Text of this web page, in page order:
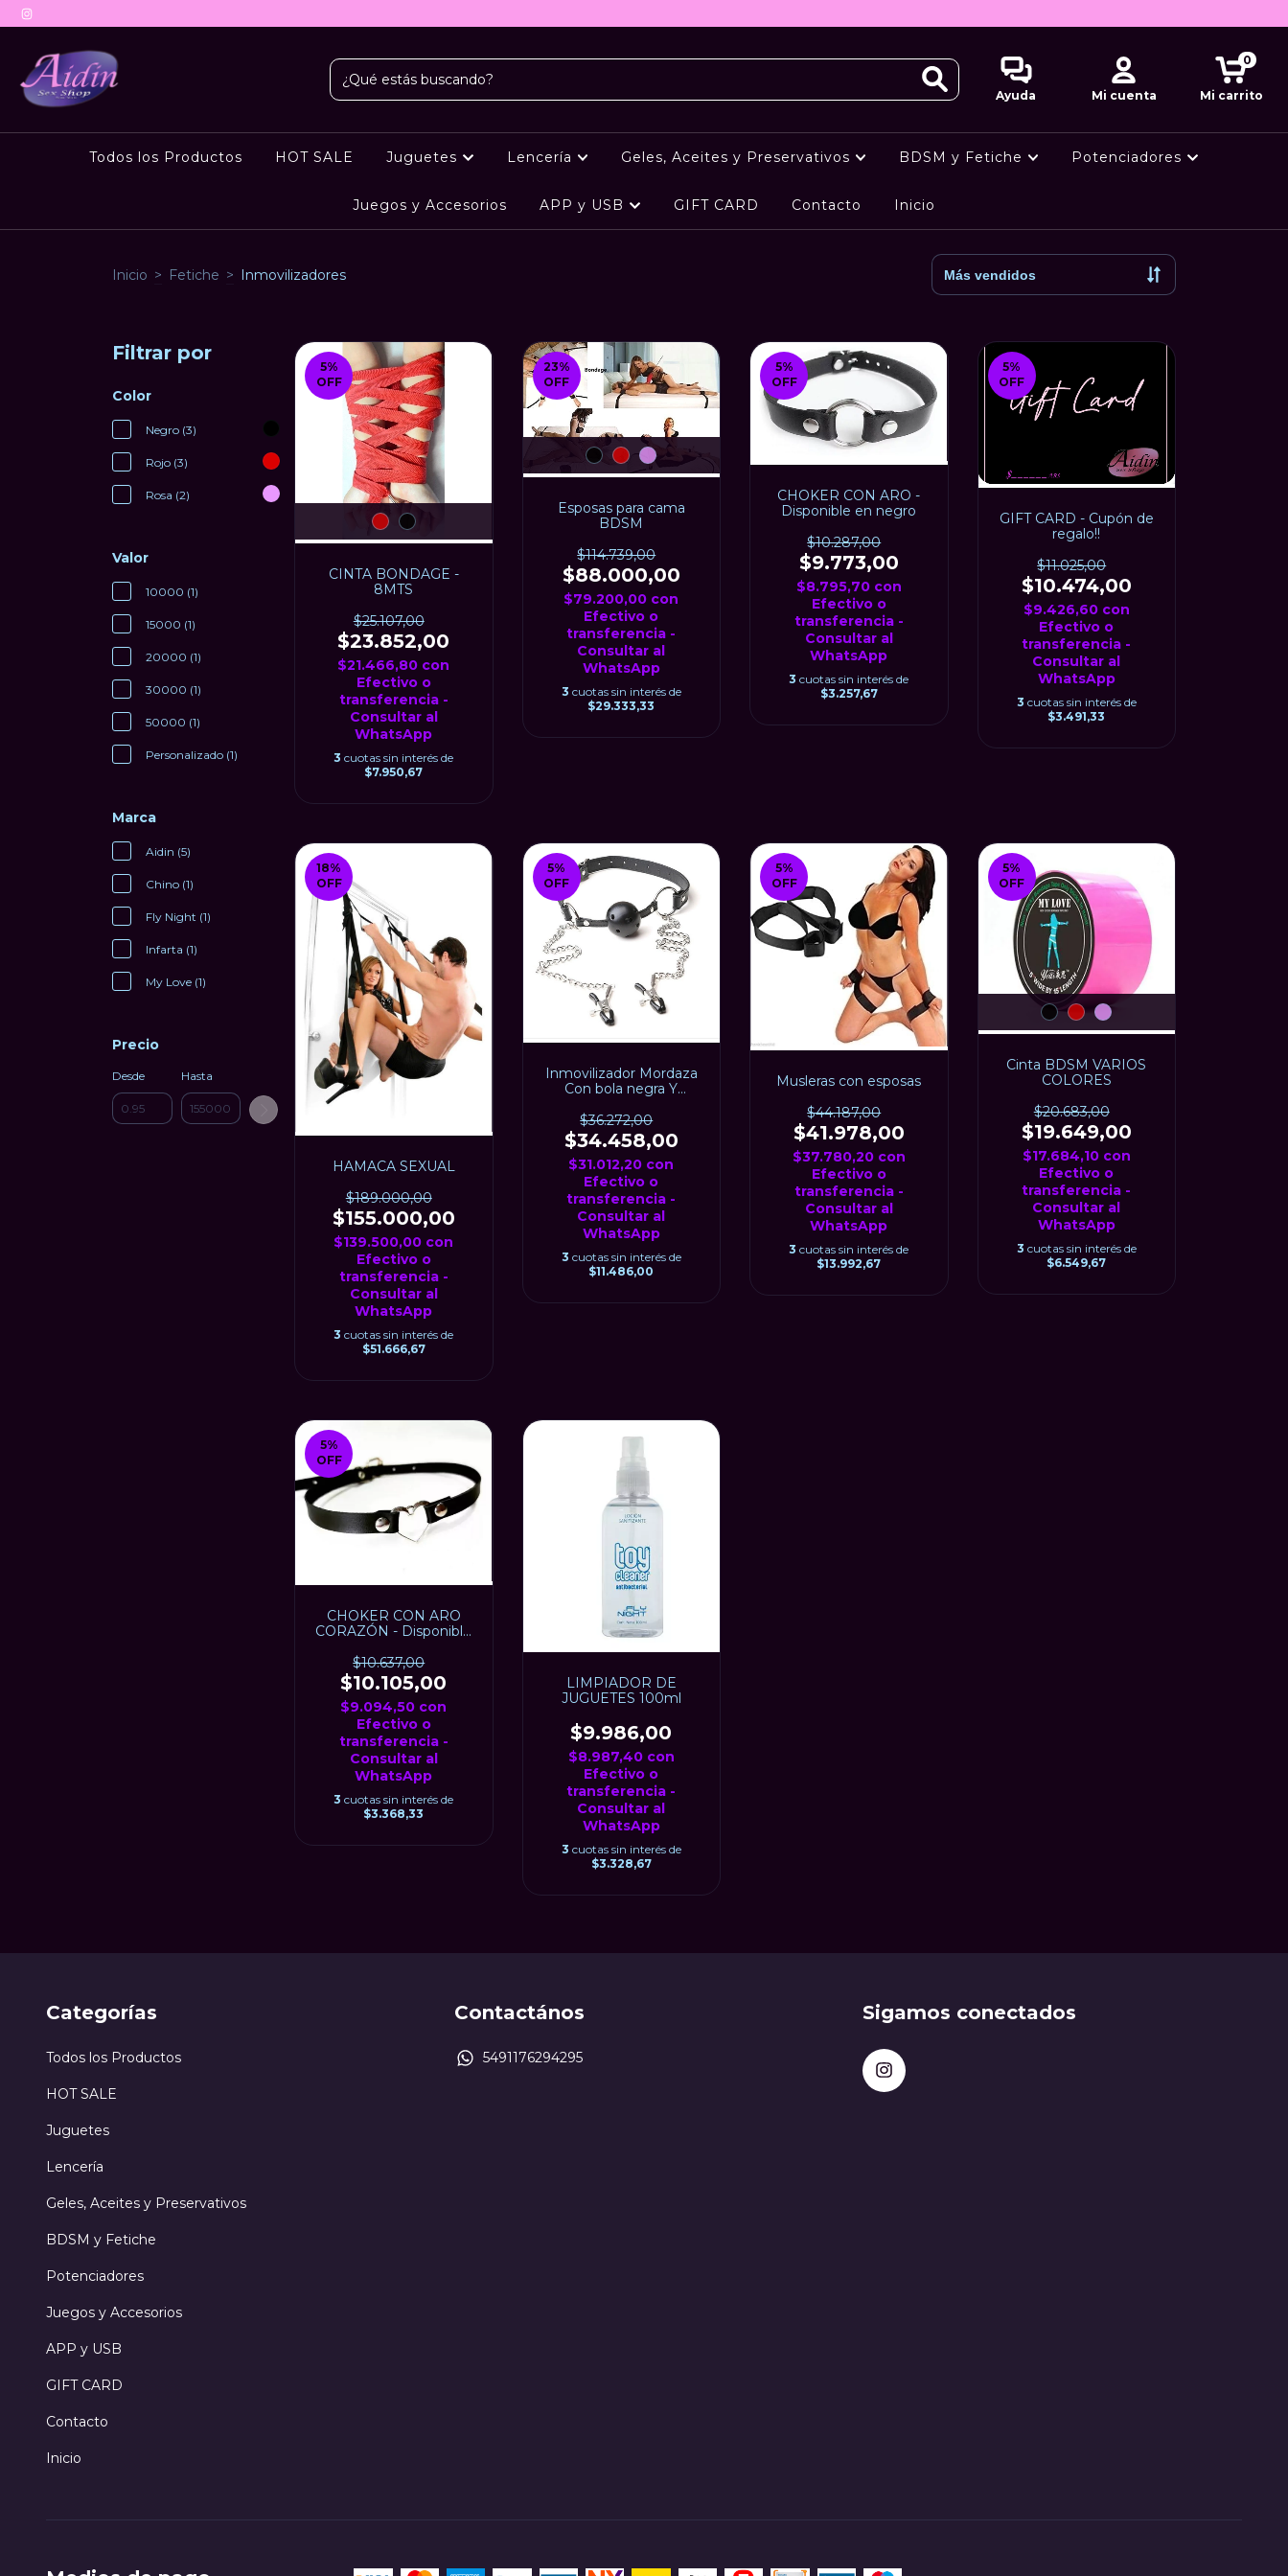
Ayuda Mi cuenta Mi carrito
0
Todos los Productos HOT SALE Juguetes Lencería Geles, Aceites y Preservativos BDSM y Fetiche Potenciadores
Juegos y Accesorios APP y USB GIFT CARD Contacto Inicio
Inicio > Fetiche > Inmovilizadores
Filtrar por
Color
Negro (3)
Rojo (3)
Rosa (2)
Valor
10000 (1)
15000 (1)
20000 (1)
30000 (1)
50000 (1)
Personalizado (1)
Marca
Aidin (5)
Chino (1)
Fly Night (1)
Infarta (1)
My Love (1)
Precio
Desde Hasta
5%
OFF
CINTA BONDAGE -
8MTS
$25.107,00
$23.852,00
$21.466,80 con
Efectivo o
transferencia -
Consultar al
WhatsApp
3 cuotas sin interés de
$7.950,67
23%
OFF
Esposas para cama
BDSM
$114.739,00
$88.000,00
$79.200,00 con
Efectivo o
transferencia -
Consultar al
WhatsApp
3 cuotas sin interés de
$29.333,33
5%
OFF
CHOKER CON ARO -
Disponible en negro
$10.287,00
$9.773,00
$8.795,70 con
Efectivo o
transferencia -
Consultar al
WhatsApp
3 cuotas sin interés de
$3.257,67
5%
OFF
GIFT CARD - Cupón de
regalo!!
$11.025,00
$10.474,00
$9.426,60 con
Efectivo o
transferencia -
Consultar al
WhatsApp
3 cuotas sin interés de
$3.491,33
18%
OFF
HAMACA SEXUAL
$189.000,00
$155.000,00
$139.500,00 con
Efectivo o
transferencia -
Consultar al
WhatsApp
3 cuotas sin interés de
$51.666,67
5%
OFF
Inmovilizador Mordaza
Con bola negra Y
$36.272,00
$34.458,00
$31.012,20 con
Efectivo o
transferencia -
Consultar al
WhatsApp
3 cuotas sin interés de
$11.486,00
5%
OFF
Musleras con esposas
$44.187,00
$41.978,00
$37.780,20 con
Efectivo o
transferencia -
Consultar al
WhatsApp
3 cuotas sin interés de
$13.992,67
5%
OFF
Cinta BDSM VARIOS
COLORES
$20.683,00
$19.649,00
$17.684,10 con
Efectivo o
transferencia -
Consultar al
WhatsApp
3 cuotas sin interés de
$6.549,67
5%
OFF
CHOKER CON ARO
CORAZÓN - Disponible
$10.637,00
$10.105,00
$9.094,50 con
Efectivo o
transferencia -
Consultar al
WhatsApp
3 cuotas sin interés de
$3.368,33
LIMPIADOR DE
JUGUETES 100ml
$9.986,00
$8.987,40 con
Efectivo o
transferencia -
Consultar al
WhatsApp
3 cuotas sin interés de
$3.328,67
Categorías
Todos los Productos
HOT SALE
Juguetes
Lencería
Geles, Aceites y Preservativos
BDSM y Fetiche
Potenciadores
Juegos y Accesorios
APP y USB
GIFT CARD
Contacto
Inicio
Contactános
5491176294295
Sigamos conectados